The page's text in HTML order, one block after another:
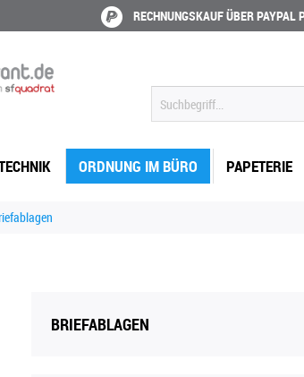
RECHNUNGSKAUF ÜBER PAYPAL
ORDNUNG IM BÜRO PAPETERIE
BRIEFABLAGEN